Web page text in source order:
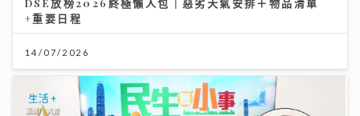
DSE放榜2026終極懶人包｜惡劣天氣安排＋物品清單
+重要日程
14/07/2026